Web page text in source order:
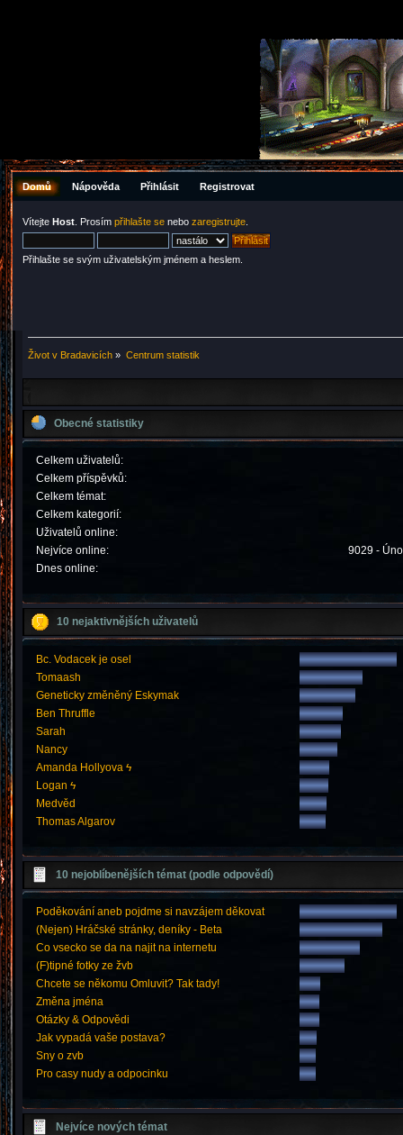
Domů Nápověda Přihlásit Registrovat
Vítejte Host . Prosím přihlašte se nebo zaregistrujte
Přihlašte se svým uživatelským jménem a heslem.
Život v Bradavicích » Centrum statistik
Obecné statistiky
Celkem uživatelů:
Celkem příspěvků:
Celkem témat:
Celkem kategorií:
Uživatelů online:
Nejvíce online:
9029 -
Dnes online:
10 nejaktivnějších uživatelů
Bc. Vodacek je osel
Tomaash
Geneticky změněný Eskymak
Ben Thruffle
Sarah
Nancy
Amanda Hollyova ϟ
Logan ϟ
Medvěd
Thomas Algarov
10 nejoblíbenějších témat (podle odpovědí)
Poděkování aneb pojdme si navzájem děkovat
(Nejen) Hráčské stránky, deníky - Beta
Co vsecko se da na najit na internetu
(F)tipné fotky ze žvb
Chcete se někomu Omluvit? Tak tady!
Změna jména
Otázky & Odpovědi
Jak vypadá vaše postava?
Sny o zvb
Pro casy nudy a odpocinku
Nejvíce nových témat